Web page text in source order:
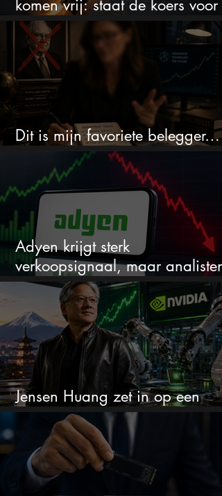
komen vrij: staat de koers voor
een nieuwe crash?
Dit is mijn favoriete belegger…
en het is niet Warren Buffett
Adyen krijgt sterk
verkoopsignaal, maar analisten
zien juist een koopkans
Jensen Huang zet in op een
aandeel dat bijna niemand kent